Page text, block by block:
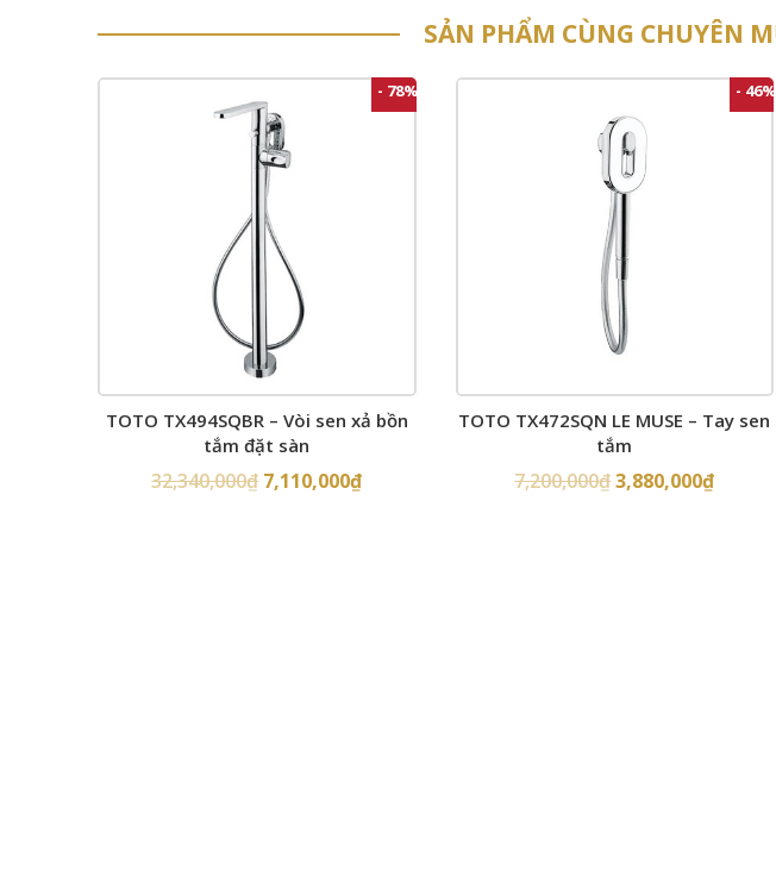
SẢN PHẨM CÙNG CHUYÊN
- 78%
TOTO TX494SQBR – Vòi sen xả bồn
tắm đặt sàn
32,340,000₫ 7,110,000₫
- 46%
TOTO TX472SQN LE MUSE – Tay sen
tắm
7,200,000₫3,880,000₫